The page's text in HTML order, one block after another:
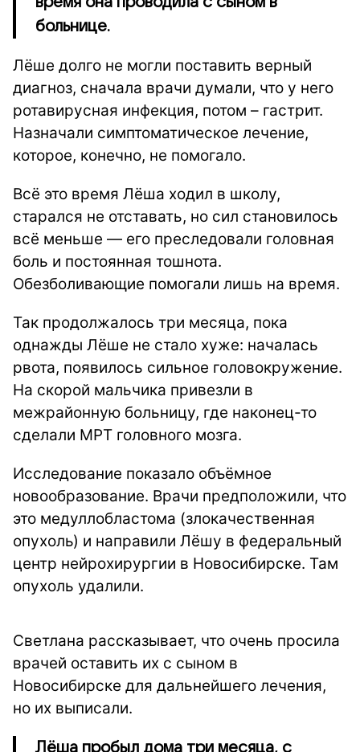
больнице.
Лёше долго не могли поставить верный
диагноз, сначала врачи думали, что у него
ротавирусная инфекция, потом – гастрит.
Назначали симптоматическое лечение,
которое, конечно, не помогало.
Всё это время Лёша ходил в школу,
старался не отставать, но сил становилось
всё меньше — его преследовали головная
боль и постоянная тошнота.
Обезболивающие помогали лишь на время.
Так продолжалось три месяца, пока
однажды Лёше не стало хуже: началась
рвота, появилось сильное головокружение.
На скорой мальчика привезли в
межрайонную больницу, где наконец-то
сделали МРТ головного мозга.
Исследование показало объёмное
новообразование. Врачи предположили, что
это медуллобластома (злокачественная
опухоль) и направили Лёшу в федеральный
центр нейрохирургии в Новосибирске. Там
опухоль удалили.
Светлана рассказывает, что очень просила
врачей оставить их с сыном в
Новосибирске для дальнейшего лечения,
но их выписали.
Лёша пробыл дома три месяца, с